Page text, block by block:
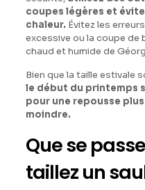
coupes légères et
chaleur. Évitez les
excessive ou la coupe de
chaud et humide de
Bien que la taille estivale
le début du printemps
pour une repousse
moindre.
Que se
taillez un